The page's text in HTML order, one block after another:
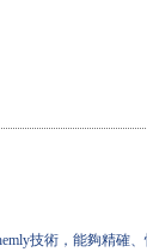
技術，能夠精確